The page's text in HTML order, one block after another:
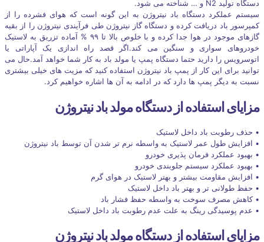
دستگاه تولید N2 و … شناخته می شود.
سیستم عملکرد دستگاه باد نیتروژن به این گونه است که هوای فشرده را از
کمپرسور باد دریافت کرده و دستگاه گاز نیتروژن طی فرآیندی نیتروژن را از بقیه
گازهای موجود در هوا جدا کرده و با خلوص بالا تا ۹۹ % آماده تزریق به لاستیک
خودروهای سواری و سنگین می کند.اگر قصد راه اندازی یک آپاراتی یا
اتوسرویس را دارید حتما دستگاه پمپ یا مولد باد به کار شما خواهد آمد.حال می
توانید برای این کار از پمپ باد نیتروژن استفاده کنید که مزیت های خیلی بیشتری
نسبت به دیگر پمپ ها دارد که در ادامه به آن ها اشاره خواهیم کرد.
مزایای استفاده از دستگاه مولد باد نیتروژن
• حذف رطوبت باد داخل لاستیک
• افزایش طول عمر لاستیک به واسطه نرم تر شدن آن توسط باد نیتروژن
• بهبود عملکرد فرمان پذیری خودرو
• بهبود عملکرد سیستم جلوبندی خودرو
• افزایش مقاومت بیشتر و بهتر لاستیک در هوای گرم
• حفظ طولانی تر و بهتر باد داخل لاستیک
• کاهش مصرف سوخت به واسطه حفظ فشار باد
• عدم پوسیدگی رینگ به علت عدم رطوبت باد داخل لاستیک
مزایای استفاده از دستگاه مولد باد نیتروژن